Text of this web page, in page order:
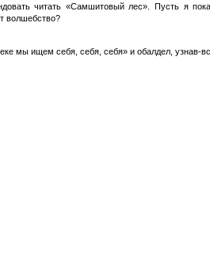
читать «Самшитовый лес». Пусть я
волшебство?
мы ищем себя, себя, себя» и обалдел, узнав-